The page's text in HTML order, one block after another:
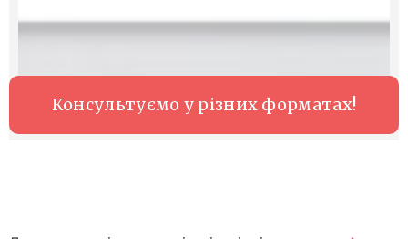
Консультуємо у різних форматах!